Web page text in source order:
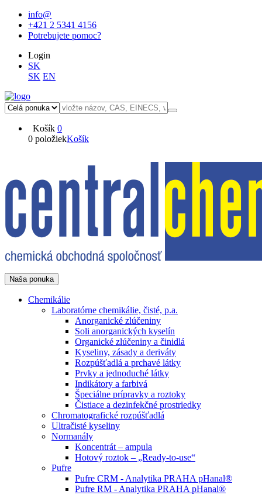
info@
+421 2 5341 4156
Potrebujete pomoc?
Login
SK
SK EN
Košík 0
0 položiekKošík
Naša ponuka
Chemikálie
Laboratórne chemikálie, čisté, p.a.
Anorganické zlúčeniny
Soli anorganických kyselín
Organické zlúčeniny a činidlá
Kyseliny, zásady a deriváty
Rozpúšťadlá a prchavé látky
Prvky a jednoduché látky
Indikátory a farbivá
Špeciálne prípravky a roztoky
Čistiace a dezinfekčné prostriedky
Chromatografické rozpúšťadlá
Ultračisté kyseliny
Normanály
Koncentrát – ampula
Hotový roztok – „Ready-to-use“
Pufre
Pufre CRM - Analytika PRAHA pHanal®
Pufre RM - Analytika PRAHA pHanal®